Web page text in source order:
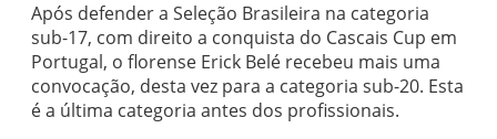
Após defender a Seleção Brasileira na categoria
sub-17, com direito a conquista do Cascais Cup em
Portugal, o florense Erick Belé recebeu mais uma
convocação, desta vez para a categoria sub-20. Esta
é a última categoria antes dos profissionais.